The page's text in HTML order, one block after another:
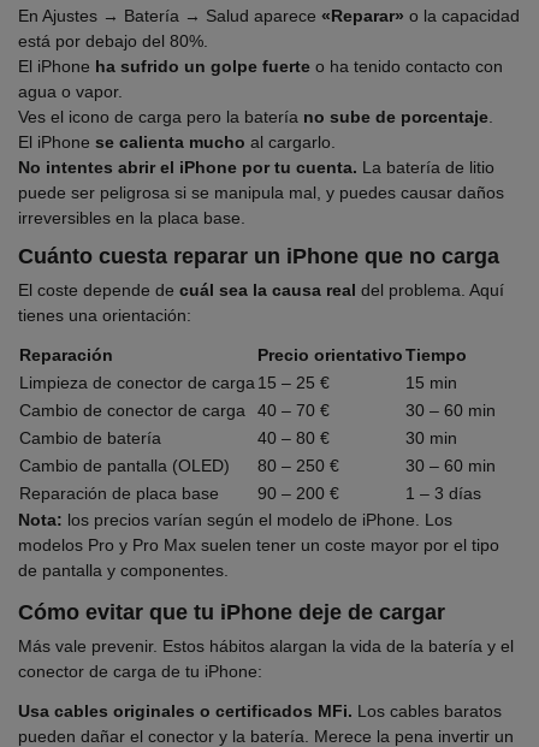
En Ajustes → Batería → Salud aparece «Reparar» o la capacidad
está por debajo del 80%.
El iPhone ha sufrido un golpe fuerte o ha tenido contacto con
agua o vapor.
Ves el icono de carga pero la batería no sube de porcentaje
El iPhone se calienta mucho al cargarlo.
No intentes abrir el iPhone por tu cuenta. La batería de litio
puede ser peligrosa si se manipula mal, y puedes causar daños
irreversibles en la placa base.
Cuánto cuesta reparar un iPhone que no carga
El coste depende de cuál sea la causa real del problema. Aquí
tienes una orientación:
Reparación Precio orientativoTiempo
Limpieza de conector de carga15 – 25 €
15 min
Cambio de conector de carga
40 – 70 €
30 – 60 min
Cambio de batería
40 – 80 €
30 min
Cambio de pantalla (OLED)
80 – 250 €
30 – 60 min
Reparación de placa base
90 – 200 €
1 – 3 días
Nota: los precios varían según el modelo de iPhone. Los
modelos Pro y Pro Max suelen tener un coste mayor por el tipo
de pantalla y componentes.
Cómo evitar que tu iPhone deje de cargar
Más vale prevenir. Estos hábitos alargan la vida de la batería y el
conector de carga de tu iPhone:
Usa cables originales o certificados MFi. Los cables baratos
pueden dañar el conector y la batería. Merece la pena invertir un